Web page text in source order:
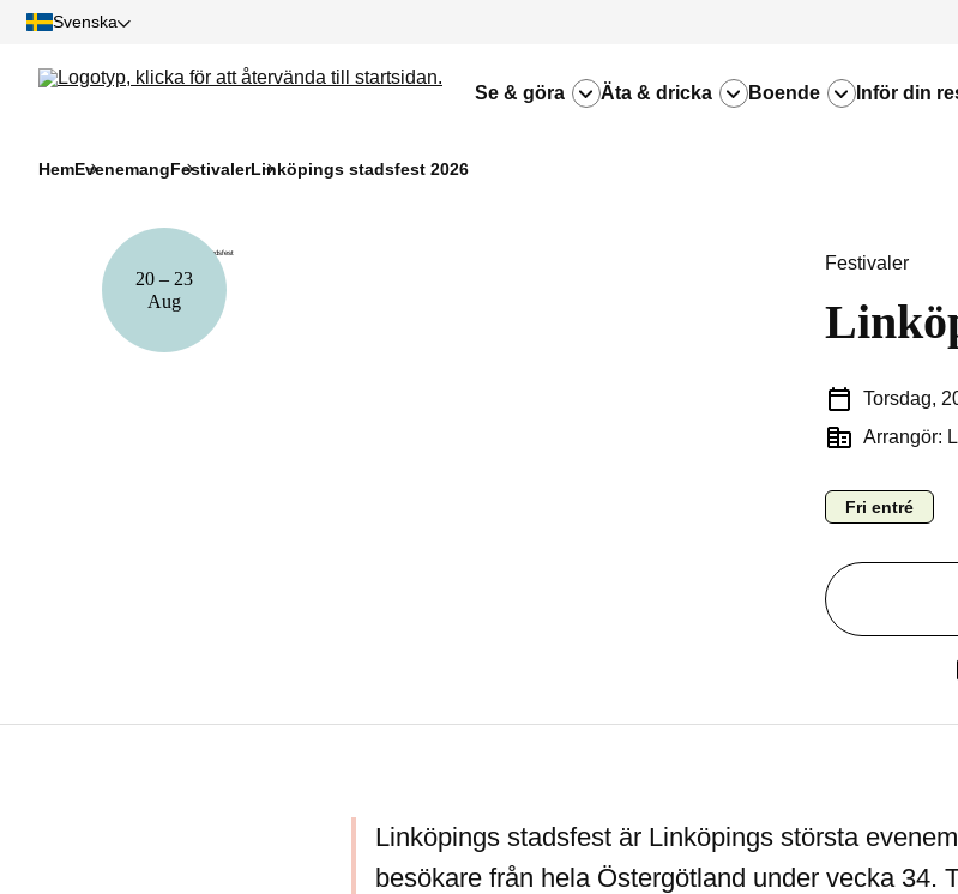
Svenska
Se & göra Äta & dricka Boende Inför din
HemEvenemangFestivalerLinköpings stadsfest 2026
20 – 23
Aug
Festivaler
Torsdag,
Arrangör:
Fri entré
Linköpings stadsfest är Linköpings största
besökare från hela Östergötland under vecka 34.